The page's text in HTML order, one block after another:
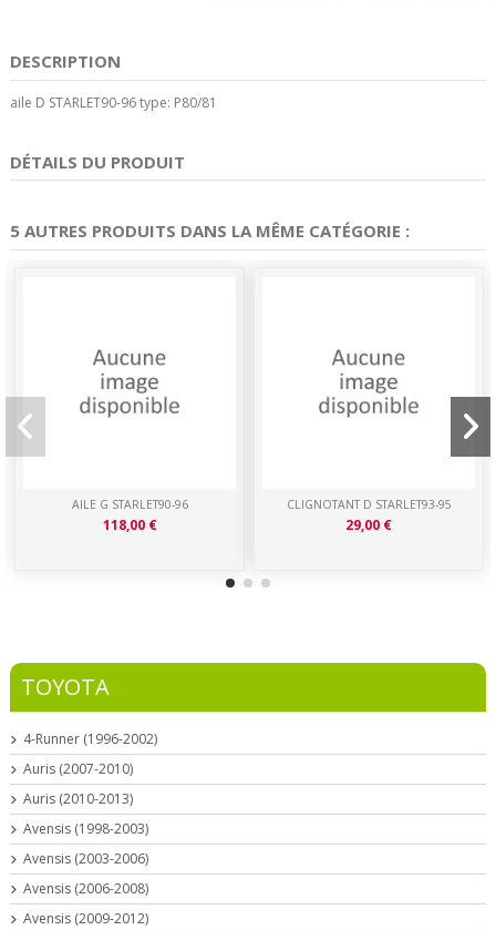
DESCRIPTION
aile D STARLET90-96 type: P80/81
DÉTAILS DU PRODUIT
5 AUTRES PRODUITS DANS LA MÊME CATÉGORIE :
AILE G STARLET90-96
118,00 €
CLIGNOTANT D STARLET93-95
29,00 €
TOYOTA
4-Runner (1996-2002)
Auris (2007-2010)
Auris (2010-2013)
Avensis (1998-2003)
Avensis (2003-2006)
Avensis (2006-2008)
Avensis (2009-2012)